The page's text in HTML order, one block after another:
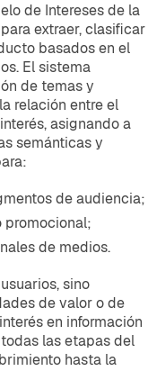
de Intereses de la
extraer,
basados en el
El sistema
de temas y
relación entre el
asignando a
semánticas y
de audiencia;
promocional;
de medios.
sino
de valor o de
en información
las etapas del
hasta la